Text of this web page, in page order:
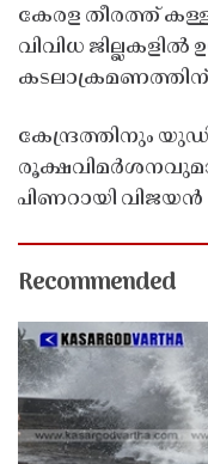
കേരള തീരത്ത്
വിവിധ
കേന്ദ്രത്തിനും
പിണറായി വിജയൻ
Recommended